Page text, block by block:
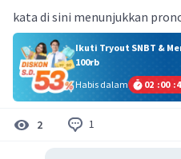
kata di sini menunjukkan
Ikuti Tryout SNBT &
100rb
Habis dalam
02 :00 :
2 1